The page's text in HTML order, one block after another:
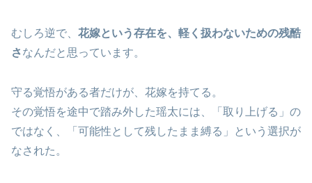
むしろ逆で、 花嫁という存在を、軽く扱わないための残酷
さなんだと思っています。
守る覚悟がある者だけが、花嫁を持てる。
その覚悟を途中で踏み外した瑶太には、「取り上げる」の
ではなく、「可能性として残したまま縛る」という選択が
なされた。